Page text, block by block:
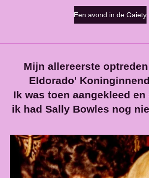
Een avond in de Gaiety
Mijn allereerste
Eldorado'
Ik was toen aangekleed en
ik had Sally Bowles nog